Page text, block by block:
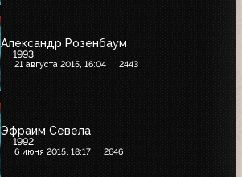
Александр Розенбаум
1993
21 августа 2015, 16:04 2443
Эфраим Севела
1992
6 июня 2015, 18:17 2646